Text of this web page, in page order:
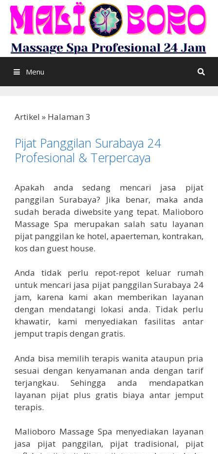
Menu
Artikel » Halaman 3
Pijat Panggilan Surabaya 24
Profesional & Terpercaya
Apakah anda sedang mencari jasa pijat
panggilan Surabaya? Jika benar, maka anda
sudah berada diwebsite yang tepat. Malioboro
Massage Spa merupakan salah satu layanan
pijat panggilan ke hotel, apaerteman, kontrakan,
kos dan guest house.
Anda tidak perlu repot-repot keluar rumah
untuk mencari jasa pijat panggilan Surabaya 24
jam, karena kami akan memberikan layanan
dengan mendatangi lokasi anda. Tidak perlu
khawatir, kami menyediakan fasilitas antar
jemput trapis dengan gratis.
Anda bisa memilih terapis wanita ataupun pria
sesuai dengan kenyamanan anda dengan tarif
terjangkau. Sehingga anda mendapatkan
layanan pijat plus gratis biaya antar jemput
terapis.
Malioboro Massage Spa menyediakan layanan
jasa pijat panggilan, pijat tradisional, pijat